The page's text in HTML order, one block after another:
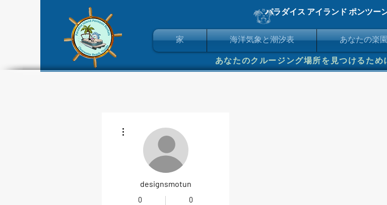
パラダイス アイランド ポンツー
家 海洋気象と潮汐表 あなたの楽
designsmotun
0 0